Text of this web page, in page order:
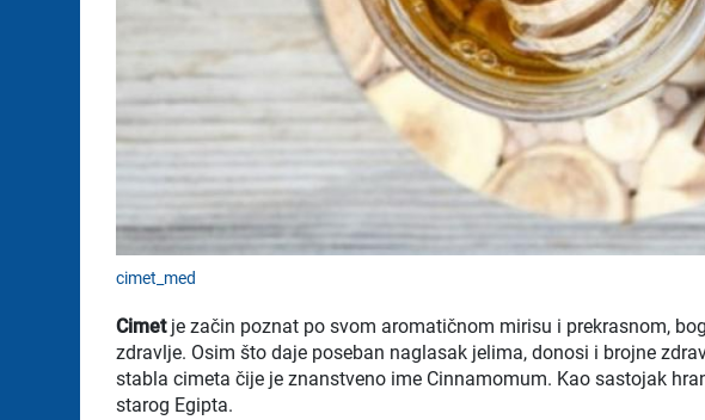
cimet_med
Cimet je začin poznat po svom aromatičnom mirisu i prekrasnom,
zdravlje. Osim što daje poseban naglasak jelima, donosi i brojne
stabla cimeta čije je znanstveno ime Cinnamomum. Kao sastojak
starog Egipta.